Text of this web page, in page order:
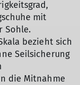
mit
Sohle.
bezieht sich
Seilsicherung
die Mitnahme